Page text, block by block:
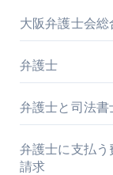
大阪弁護士会
弁護士
弁護士と司法
弁護士に支払
請求